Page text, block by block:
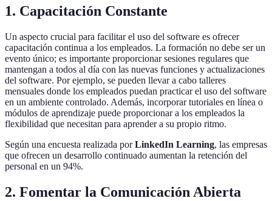
1. Capacitación Constante
Un aspecto crucial para facilitar el uso del software es ofrecer
capacitación continua a los empleados. La formación no debe ser un
evento único; es importante proporcionar sesiones regulares que
mantengan a todos al día con las nuevas funciones y actualizaciones
del software. Por ejemplo, se pueden llevar a cabo talleres
mensuales donde los empleados puedan practicar el uso del software
en un ambiente controlado. Además, incorporar tutoriales en línea o
módulos de aprendizaje puede proporcionar a los empleados la
flexibilidad que necesitan para aprender a su propio ritmo.
Según una encuesta realizada porLinkedIn Learning, las empresas
que ofrecen un desarrollo continuado aumentan la retención del
personal en un 94%.
2. Fomentar la Comunicación Abierta